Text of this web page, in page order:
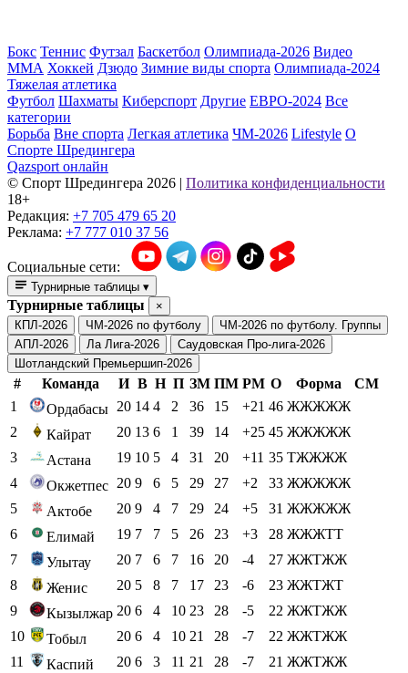
Бокс Теннис Футзал Баскетбол Олимпиада-2026 Видео
ММА Хоккей Дзюдо Зимние виды спорта Олимпиада-2024
Тяжелая атлетика
Футбол Шахматы Киберспорт Другие ЕВРО-2024 Все
категории
Борьба Вне спорта Легкая атлетика ЧМ-2026 Lifestyle О
Спорте Шредингера
Qazsport онлайн
© Cпорт Шредингера 2026 | Политика конфиденциальности
18+
Редакция: +7 705 479 65 20
Реклама: +7 777 010 37 56
Социальные сети:
Турнирные таблицы ▾
Турнирные таблицы
×
КПЛ-2026
ЧМ-2026 по футболу
ЧМ-2026 по футболу. Группы
АПЛ-2026
Ла Лига-2026
Саудовская Про-лига-2026
Шотландский Премьершип-2026
# Команда И В Н П ЗМ ПМ РМ О Форма
СМ
1
Ордабасы 20 14 4 2 36 15 +21 46 ЖЖЖЖЖ
2
Кайрат 20 13 6 1 39 14 +25 45 ЖЖЖЖЖ
3
Астана 19 10 5 4 31 20 +11 35 ТЖЖЖЖ
4
Окжетпес 20 9 6 5 29 27 +2 33 ЖЖЖЖЖ
5
Актобе 20 9 4 7 29 24 +5 31 ЖЖЖЖЖ
6
Елимай 19 7 7 5 26 23 +3 28 ЖЖЖТТ
7
Улытау 20 7 6 7 16 20 -4 27 ЖЖТЖЖ
8
Женис 20 5 8 7 17 23 -6 23 ЖЖТЖТ
9
Кызылжар 20 6 4 10 23 28 -5 22 ЖЖТЖЖ
10
Тобыл 20 6 4 10 21 28 -7 22 ЖЖТЖЖ
11
Каспий 20 6 3 11 21 28 -7 21 ЖЖТЖЖ